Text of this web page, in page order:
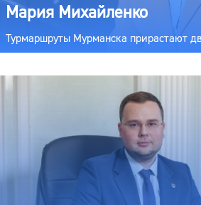
Мария Михайленко
Турмаршруты Мурманска прирастают